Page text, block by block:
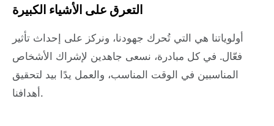
التعرق على الأشياء الكبيرة
أولوياتنا هي التي تُحرك جهودنا، ونركز على إحداث تأثير
فعّال. في كل مبادرة، نسعى جاهدين لإشراك الأشخاص
المناسبين في الوقت المناسب، والعمل يدًا بيد لتحقيق
أهدافنا.